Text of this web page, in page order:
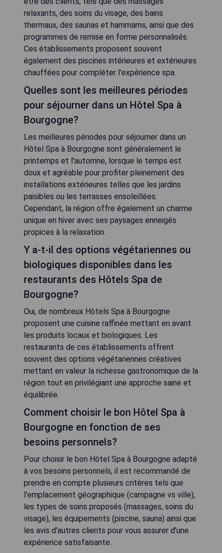
relaxants, des soins du visage, des bains
thermaux, des saunas et hammams, ainsi que des
programmes de remise en forme personnalisés.
Ces établissements proposent souvent
également des piscines intérieures et extérieures
chauffées pour compléter l'expérience spa.
Quelles sont les meilleures périodes
pour séjourner dans un Hôtel Spa à
Bourgogne?
Les meilleures périodes pour séjourner dans un
Hôtel Spa à Bourgogne sont généralement le
printemps et l'automne, lorsque le temps est
doux et agréable pour profiter pleinement des
installations extérieures telles que les jardins
paisibles ou les terrasses ensoleillées.
Cependant, la région offre également un charme
unique en hiver avec ses paysages enneigés
propices à la relaxation.
Y a-t-il des options végétariennes ou
biologiques disponibles dans les
restaurants des Hôtels Spa de
Bourgogne?
Oui, de nombreux Hôtels Spa à Bourgogne
proposent une cuisine raffinée mettant en avant
les produits locaux et biologiques. Les
restaurants de ces établissements offrent
souvent des options végétariennes créatives
mettant en valeur la richesse gastronomique de la
région tout en privilégiant une approche saine et
équilibrée.
Comment choisir le bon Hôtel Spa à
Bourgogne en fonction de ses
besoins personnels?
Pour choisir le bon Hôtel Spa à Bourgogne adapté
à vos besoins personnels, il est recommandé de
prendre en compte plusieurs critères tels que
l'emplacement géographique (campagne vs ville),
les types de soins proposés (massages, soins du
visage), les équipements (piscine, sauna) ainsi que
les avis d'autres clients pour vous assurer d'une
expérience satisfaisante.